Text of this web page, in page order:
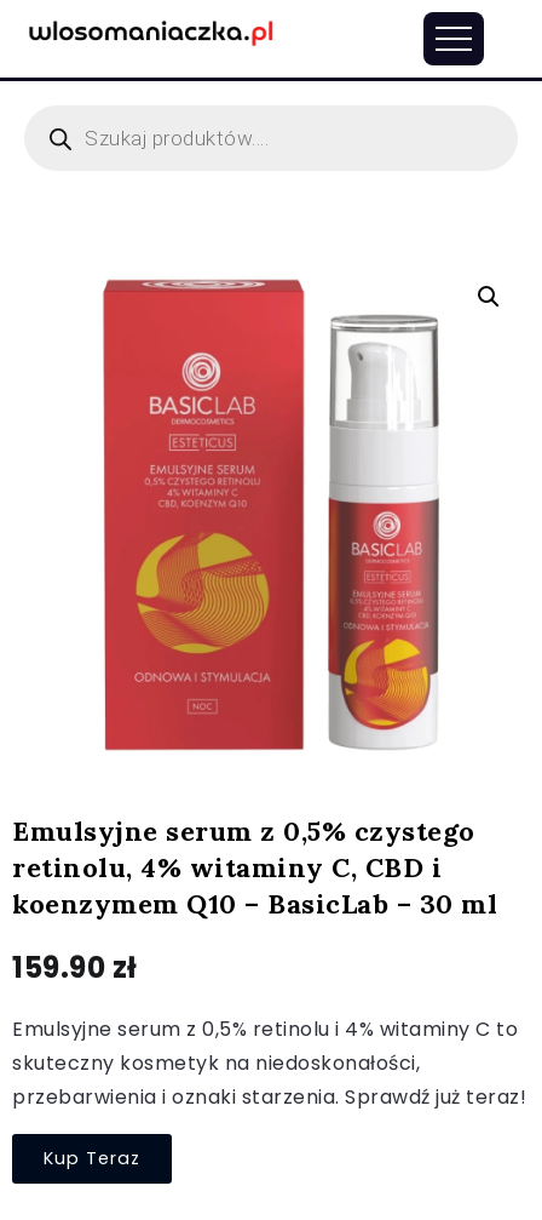
Emulsyjne serum z 0,5% czystego
retinolu, 4% witaminy C, CBD i
koenzymem Q10 – BasicLab – 30 ml
159.90 zł
Emulsyjne serum z 0,5% retinolu i 4% witaminy C to
skuteczny kosmetyk na niedoskonałości,
przebarwienia i oznaki starzenia. Sprawdź już teraz!
Kup Teraz